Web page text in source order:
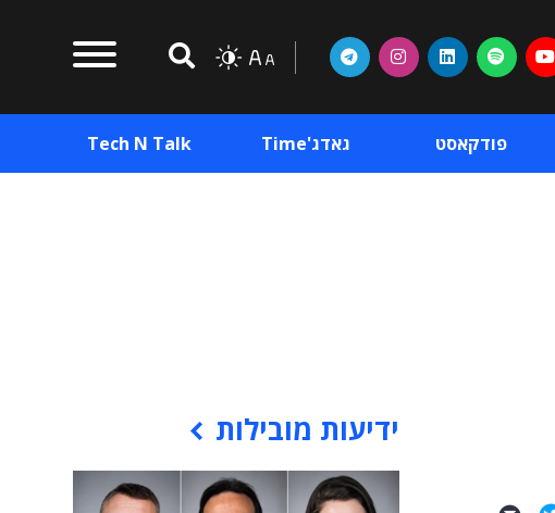
פודקאסט גאדג'Time Tech N Talk
ידיעות מובילות